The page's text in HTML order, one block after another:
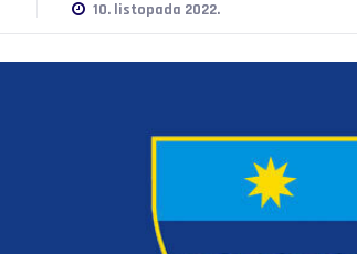
10. listopada 2022.